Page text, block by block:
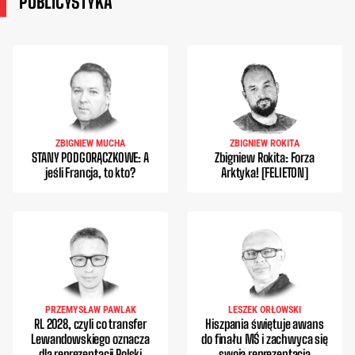
ZBIGNIEW MUCHA
STANY PODGORĄCZKOWE: A
jeśli Francja, to kto?
ZBIGNIEW ROKITA
Zbigniew Rokita: Forza
Arktyka! [FELIETON]
PRZEMYSŁAW PAWLAK
RL 2028, czyli co transfer
Lewandowskiego oznacza
LESZEK ORŁOWSKI
Hiszpania świętuje awans
do finału MŚ i zachwyca się